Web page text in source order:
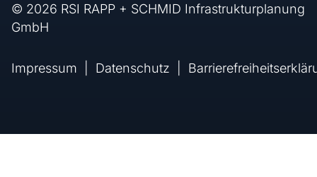
© 2026 RSI RAPP + SCHMID Infrastrukturplanung
GmbH
Impressum Datenschutz